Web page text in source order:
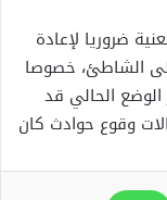
ضروريا لإعادة
الشاطئ، خصوصا
الحالي قد
وقوع حوادث كان